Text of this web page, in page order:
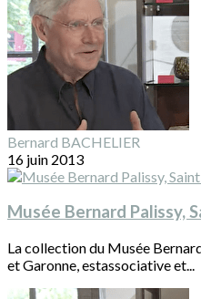
Bernard BACHELIER
16 juin 2013
Musée Bernard Palissy,
La collection du Musée
et Garonne, estassociative et...